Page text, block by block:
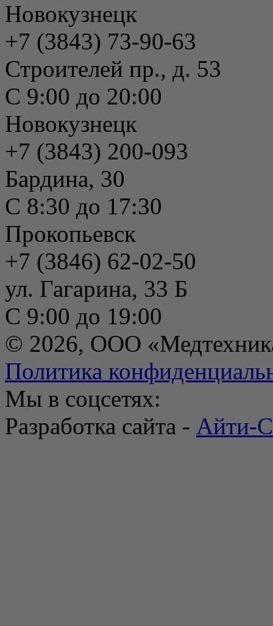
Новокузнецк
+7 (3843) 73-90-63
Строителей пр., д. 53
С 9:00 до 20:00
Новокузнецк
+7 (3843) 200-093
Бардина, 30
С 8:30 до 17:30
Прокопьевск
+7 (3846) 62-02-50
ул. Гагарина, 33 Б
С 9:00 до 19:00
© 2026, ООО
Политика
Мы в соцсетях:
Разработка сайта - Айти-